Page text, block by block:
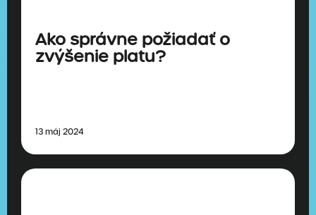
Ako správne požiadať o
zvýšenie platu?
13 máj 2024